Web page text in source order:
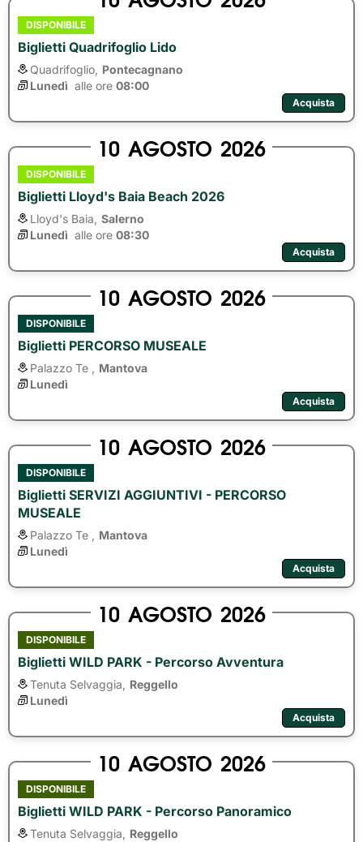
DISPONIBILE
Biglietti Quadrifoglio Lido
Quadrifoglio, Pontecagnano
Lunedì alle ore 08:00
Acquista
10 AGOSTO 2026
DISPONIBILE
Biglietti Lloyd's Baia Beach 2026
Lloyd's Baia, Salerno
Lunedì alle ore 08:30
Acquista
10 AGOSTO 2026
DISPONIBILE
Biglietti PERCORSO MUSEALE
Palazzo Te ,
Mantova
Lunedì
Acquista
10 AGOSTO 2026
DISPONIBILE
Biglietti SERVIZI AGGIUNTIVI - PERCORSO
MUSEALE
Palazzo Te ,
Mantova
Lunedì
Acquista
10 AGOSTO 2026
DISPONIBILE
Biglietti WILD PARK - Percorso Avventura
Tenuta Selvaggia,
Reggello
Lunedì
Acquista
10 AGOSTO 2026
DISPONIBILE
Biglietti WILD PARK - Percorso Panoramico
Tenuta Selvaggia,
Reggello